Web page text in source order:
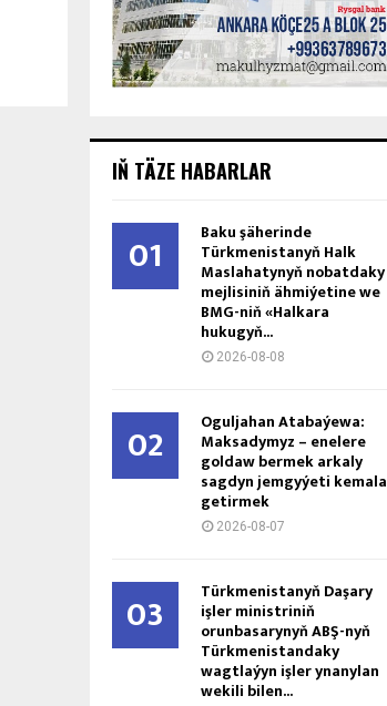
IŇ TÄZE HABARLAR
01 Baku şäherinde
Türkmenistanyň Halk
Maslahatynyň nobatdaky
mejlisiniň ähmiýetine we
BMG-niň «Halkara
hukugyň...
2026-08-08
02 Oguljahan Atabaýewa:
Maksadymyz – enelere
goldaw bermek arkaly
sagdyn jemgyýeti kemala
getirmek
2026-08-07
03 Türkmenistanyň Daşary
işler ministriniň
orunbasarynyň ABŞ-nyň
Türkmenistandaky
wagtlaýyn işler ynanylan
wekili bilen...